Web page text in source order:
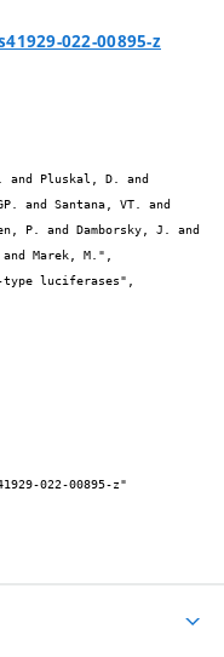
022-00895-z
and Santana, VT. and
P. and Damborsky, J. and
Marek, M.",